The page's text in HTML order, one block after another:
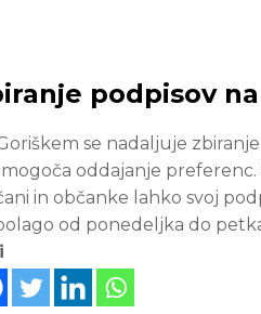
podpisov
se nadaljuje
oddajanje
in občanke lahko svoj
od ponedeljka do